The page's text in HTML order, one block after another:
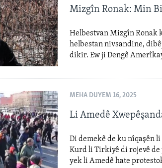
Mizgîn Ronak: Min
Helbestvan Mizgîn Ronak
helbestan nivsandine,
dikir. Ew ji Dengê
MEHA DUYEM 16, 2025
Li Amedê
Di demekê de ku nîqaşên
Kurd li Tirkiyê di rojevê de
yek li Amedê hate